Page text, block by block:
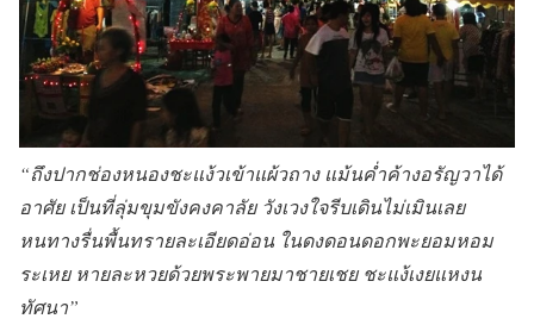
“ถึงปากช่องหนองชะแง้วเข้าแผ้วถาง แม้นค่ำค้างอรัญวาได้
อาศัย เป็นที่ลุ่มขุมขังคงคาลัย วังเวงใจรีบเดินไม่เมินเลย
หนทางรื่นพื้นทรายละเอียดอ่อน ในดงดอนดอกพะยอมหอม
ระเหย หายละหวยด้วยพระพายมาชายเชย ชะแง้เงยแหงน
ทัศนา”